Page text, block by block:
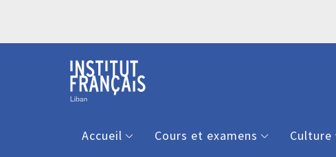
Accueil Cours et examens Culture